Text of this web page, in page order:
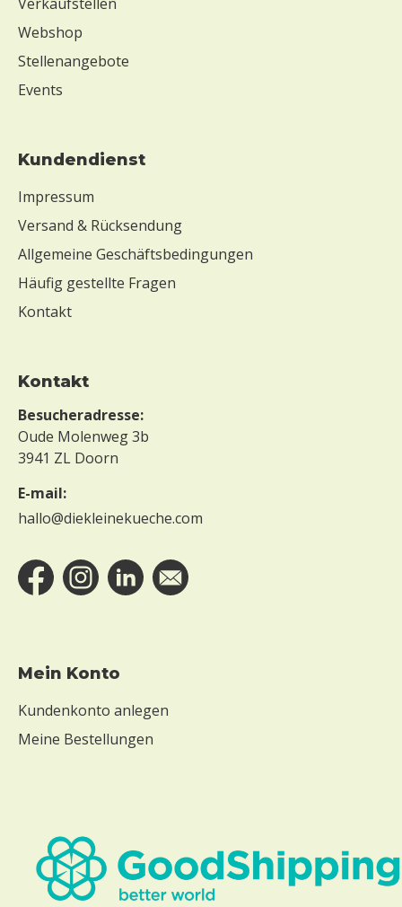
Webshop
Stellenangebote
Events
Kundendienst
Impressum
Versand & Rücksendung
Allgemeine Geschäftsbedingungen
Häufig gestellte Fragen
Kontakt
Kontakt
Besucheradresse:
Oude Molenweg 3b
3941 ZL Doorn
E-mail:
hallo@diekleinekueche.com
Mein Konto
Kundenkonto anlegen
Meine Bestellungen